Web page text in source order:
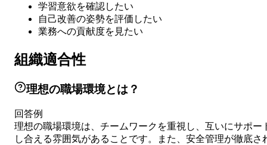
学習意欲を確認したい
自己改善の姿勢を評価したい
業務への貢献度を見たい
組織適合性
理想の職場環境とは？
回答例
理想の職場環境は、チームワークを重視し、互いにサポー
し合える雰囲気があることです。また、安全管理が徹底さ